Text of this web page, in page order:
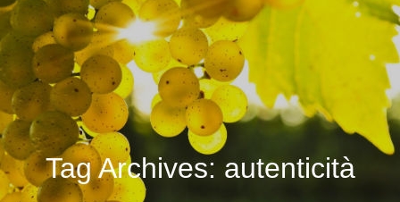
Tag Archives: autenticità